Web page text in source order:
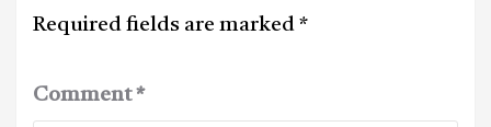
Required fields are marked *
Comment*